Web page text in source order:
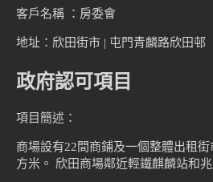
客戶名稱 ：房委會
地址：欣田街市 | 屯門青麟路欣田邨
政府認可項目
項目簡述：
商場設有22間商鋪及一個整體出租
方米。 欣田商場鄰近輕鐵麒麟站和